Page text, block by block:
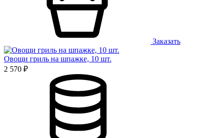
Заказать
Овощи гриль на шпажке, 10 шт.
2 570 ₽